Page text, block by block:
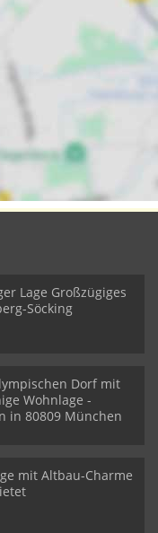
Lage Großzügiges
Söcking
Dorf mit
Wohnlage -
in 80809 München
mit Altbau-Charme